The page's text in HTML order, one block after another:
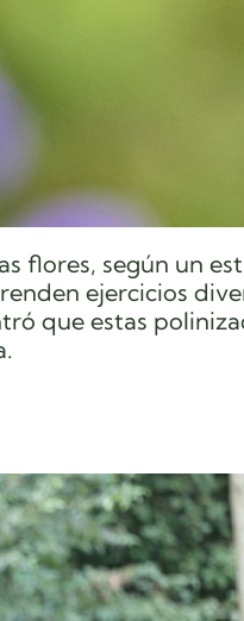
flores, según un
ejercicios
que estas